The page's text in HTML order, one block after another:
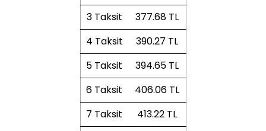
3 Taksit
377.68 TL
4 Taksit
390.27 TL
5 Taksit
394.65 TL
6 Taksit
406.06 TL
7 Taksit
413.22 TL